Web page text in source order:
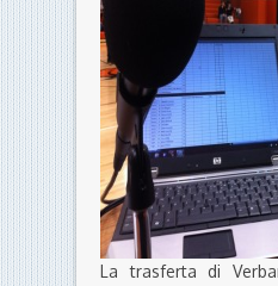
La trasferta di